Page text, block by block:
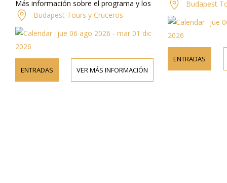
Más información sobre el programa y los
precios en línea y por teléfono.
Budapest Tours y Cruceros
jue 06 ago 2026 - mar 01 dic
2026
ENTRADAS VER MÁS INFORMACIÓN
Budapest
jue
2026
ENTRADAS